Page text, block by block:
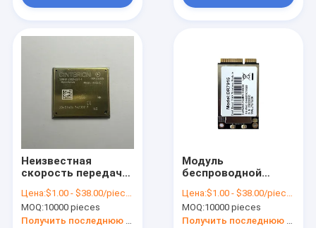
Неизвестная
скорость передачи
беспроводной
модуль с
сертификациями и
Цена:$1.00 - $38.00/pieces
MOQ:10000 pieces
Получить последнюю цену
Модуль
беспроводной
промышленной
автоматизации с
диапазоном частот
Цена:$1.00 - $38.00/pieces
MOQ:10000 pieces
Получить последнюю цену